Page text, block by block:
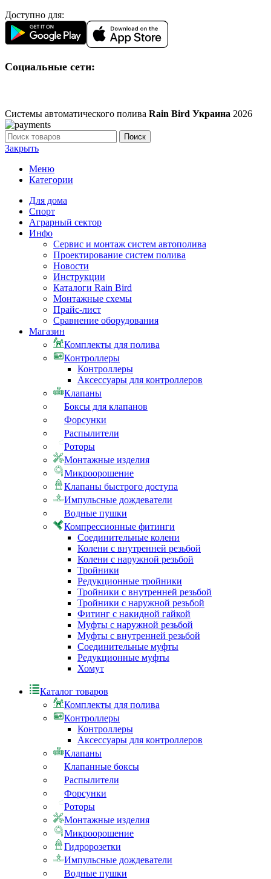
Доступно для:
Социальные сети:
Системы автоматического полива Rain Bird Украина 2026
Поиск
Закрыть
Меню
Категории
Для дома
Спорт
Аграрный сектор
Инфо
Сервис и монтаж систем автополива
Проектирование систем полива
Новости
Инструкции
Каталоги Rain Bird
Монтажные схемы
Прайс-лист
Сравнение оборудования
Магазин
Комплекты для полива
Контроллеры
Контроллеры
Аксессуары для контроллеров
Клапаны
Боксы для клапанов
Форсунки
Распылители
Роторы
Монтажные изделия
Микроорошение
Клапаны быстрого доступа
Импульсные дождеватели
Водные пушки
Компрессионные фитинги
Соединительные колени
Колени с внутренней резьбой
Колени с наружной резьбой
Тройники
Редукционные тройники
Тройники с внутренней резьбой
Тройники с наружной резьбой
Фитинг с накидной гайкой
Муфты с наружной резьбой
Муфты с внутренней резьбой
Соединительные муфты
Редукционные муфты
Хомут
Каталог товаров
Комплекты для полива
Контроллеры
Контроллеры
Аксессуары для контроллеров
Клапаны
Клапанные боксы
Распылители
Форсунки
Роторы
Монтажные изделия
Микроорошение
Гидророзетки
Импульсные дождеватели
Водные пушки